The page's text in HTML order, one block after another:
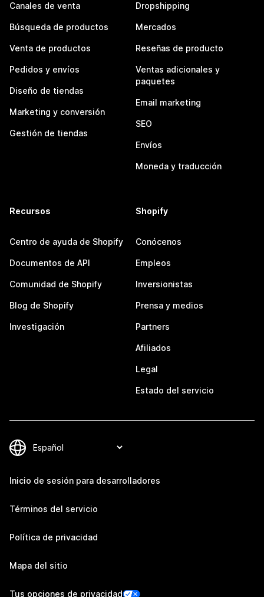
Canales de venta
Búsqueda de productos
Venta de productos
Pedidos y envíos
Diseño de tiendas
Marketing y conversión
Gestión de tiendas
Dropshipping
Mercados
Reseñas de producto
Ventas adicionales y
paquetes
Email marketing
SEO
Envíos
Moneda y traducción
Recursos
Centro de ayuda de Shopify
Documentos de API
Comunidad de Shopify
Blog de Shopify
Investigación
Shopify
Conócenos
Empleos
Inversionistas
Prensa y medios
Partners
Afiliados
Legal
Estado del servicio
Inicio de sesión para desarrolladores
Términos del servicio
Política de privacidad
Mapa del sitio
Tus opciones de privacidad